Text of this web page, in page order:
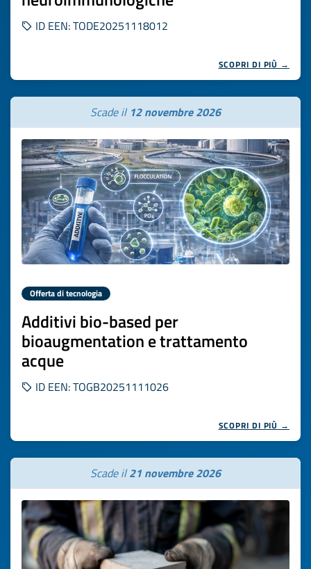
ID EEN: TODE20251118012
SCOPRI DI PIÙ →
Scade il 12 novembre 2026
Offerta di tecnologia
Additivi bio-based per
bioaugmentation e trattamento
acque
ID EEN: TOGB20251111026
SCOPRI DI PIÙ →
Scade il21 novembre 2026